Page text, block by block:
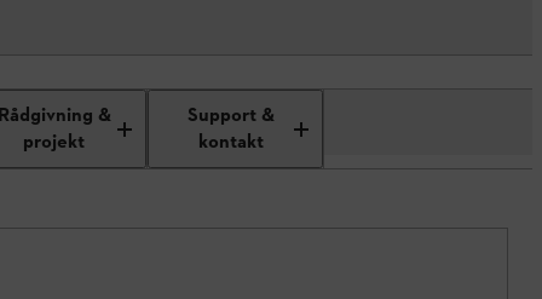
Rådgivning &
projekt
Support &
kontakt